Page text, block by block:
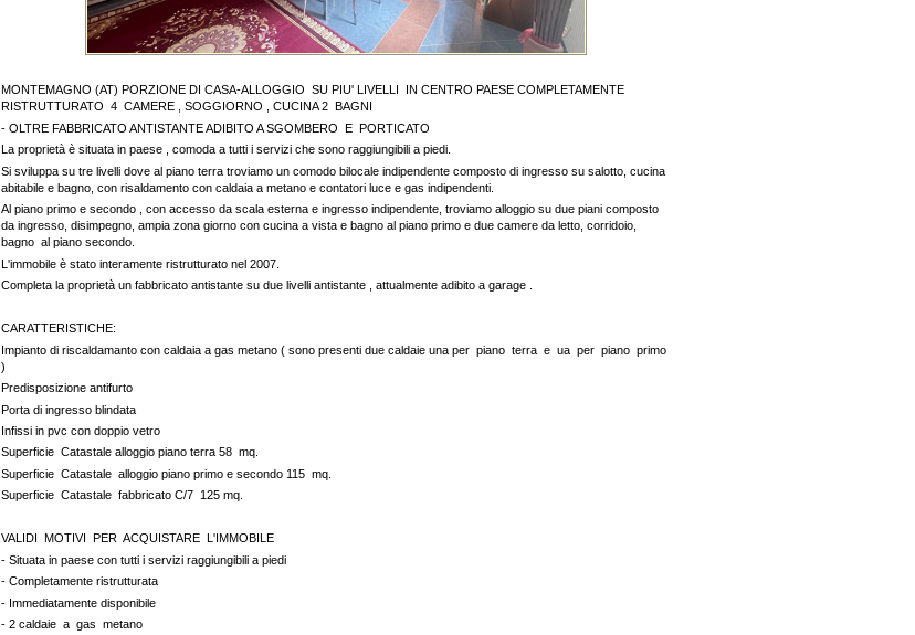
MONTEMAGNO (AT) PORZIONE DI CASA-ALLOGGIO SU PIU' LIVELLI IN CENTRO PAESE COMPLETAMENTE
RISTRUTTURATO 4 CAMERE , SOGGIORNO , CUCINA 2 BAGNI
- OLTRE FABBRICATO ANTISTANTE ADIBITO A SGOMBERO E PORTICATO
La proprietà è situata in paese , comoda a tutti i servizi che sono raggiungibili a piedi.
Si sviluppa su tre livelli dove al piano terra troviamo un comodo bilocale indipendente composto di ingresso su salotto, cucina
abitabile e bagno, con risaldamento con caldaia a metano e contatori luce e gas indipendenti.
Al piano primo e secondo , con accesso da scala esterna e ingresso indipendente, troviamo alloggio su due piani composto
da ingresso, disimpegno, ampia zona giorno con cucina a vista e bagno al piano primo e due camere da letto, corridoio,
bagno al piano secondo.
L'immobile è stato interamente ristrutturato nel 2007.
Completa la proprietà un fabbricato antistante su due livelli antistante , attualmente adibito a garage .
CARATTERISTICHE:
Impianto di riscaldamanto con caldaia a gas metano ( sono presenti due caldaie una per piano terra e ua per piano primo
)
Predisposizione antifurto
Porta di ingresso blindata
Infissi in pvc con doppio vetro
Superficie Catastale alloggio piano terra 58 mq.
Superficie Catastale alloggio piano primo e secondo 115 mq.
Superficie Catastale fabbricato C/7 125 mq.
VALIDI MOTIVI PER ACQUISTARE L'IMMOBILE
- Situata in paese con tutti i servizi raggiungibili a piedi
- Completamente ristrutturata
- Immediatamente disponibile
- 2 caldaie a gas metano